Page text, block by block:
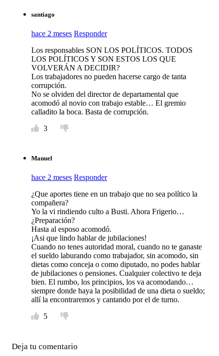
santiago
hace 2 meses Responder
Los responsables SON LOS POLÍTICOS. TODOS
LOS POLÍTICOS Y SON ESTOS LOS QUE
VOLVERÁN A DECIDIR?
Los trabajadores no pueden hacerse cargo de tanta
corrupción.
No se olviden del director de departamental que
acomodó al novio con trabajo estable… El gremio
calladito la boca. Basta de corrupción.
3
Manuel
hace 2 meses Responder
¿Que aportes tiene en un trabajo que no sea político la
compañera?
Yo la vi rindiendo culto a Busti. Ahora Frigerio…
¿Preparación?
Hasta al esposo acomodó.
¡Asi que lindo hablar de jubilaciones!
Cuando no tenes autoridad moral, cuando no te ganaste
el sueldo laburando como trabajador, sin acomodo, sin
dietas como conceja o como diputado, no podes hablar
de jubilaciones o pensiones. Cualquier colectivo te deja
bien. El rumbo, los principios, los va acomodando…
siempre donde haya la posibilidad de una dieta o sueldo;
allí la encontraremos y cantando por el de turno.
5
Deja tu comentario